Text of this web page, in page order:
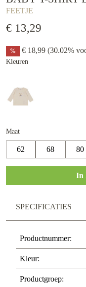
FEETJE
€ 13,29
% € 18,99 (30.02%
Kleuren
Maat
62 68 80
In
SPECIFICATIES
Productnummer:
Kleur:
Productgroep: